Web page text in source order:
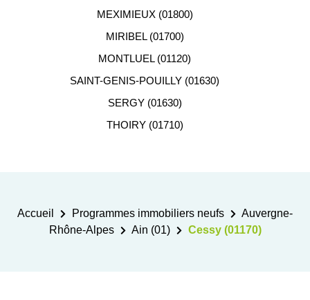
MEXIMIEUX (01800)
MIRIBEL (01700)
MONTLUEL (01120)
SAINT-GENIS-POUILLY (01630)
SERGY (01630)
THOIRY (01710)
Accueil Programmes immobiliers neufs
Auvergne-
Rhône-Alpes
Ain (01) Cessy (01170)